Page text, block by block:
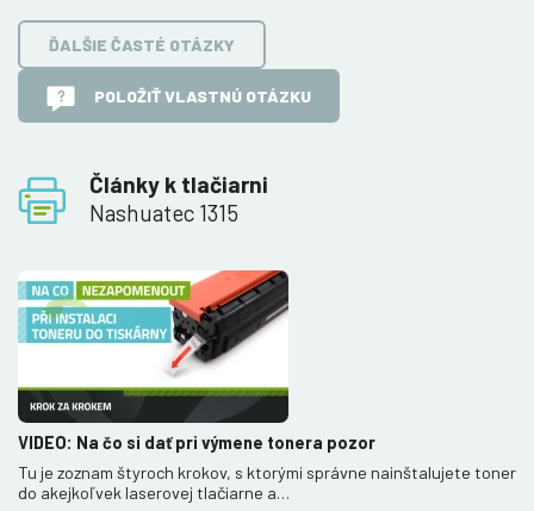
Články k tlačiarni
Nashuatec 1315
ĎALŠIE ČASTÉ OTÁZKY
POLOŽIŤ VLASTNÚ OTÁZKU
VIDEO: Na čo si dať pri výmene tonera pozor
Tu je zoznam štyroch krokov, s ktorými správne nainštalujete toner
do akejkoľvek laserovej tlačiarne a…